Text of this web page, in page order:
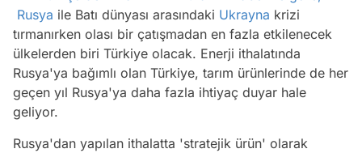
Rusya ile Batı dünyası arasındaki Ukrayna krizi
tırmanırken olası bir çatışmadan en fazla etkilenecek
ülkelerden biri Türkiye olacak. Enerji ithalatında
Rusya'ya bağımlı olan Türkiye, tarım ürünlerinde de her
geçen yıl Rusya'ya daha fazla ihtiyaç duyar hale
geliyor.
Rusya'dan yapılan ithalatta 'stratejik ürün' olarak